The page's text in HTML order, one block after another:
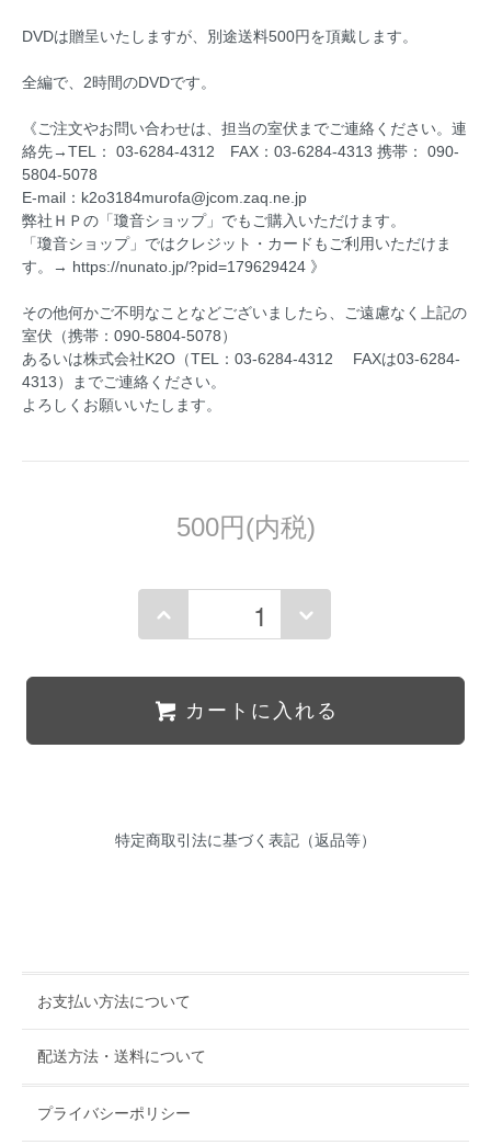
DVDは贈呈いたしますが、別途送料500円を頂戴します。
全編で、2時間のDVDです。
《ご注文やお問い合わせは、担当の室伏までご連絡ください。連
絡先→TEL： 03-6284-4312 FAX：03-6284-4313 携帯： 090-
5804-5078
E-mail：k2o3184murofa@jcom.zaq.ne.jp
弊社ＨＰの「瓊音ショップ」でもご購入いただけます。
「瓊音ショップ」ではクレジット・カードもご利用いただけま
す。→ https://nunato.jp/?pid=179629424 》
その他何かご不明なことなどございましたら、ご遠慮なく上記の
室伏（携帯：090-5804-5078）
あるいは株式会社K2O（TEL：03-6284-4312 FAXは03-6284-
4313）までご連絡ください。
よろしくお願いいたします。
500円(内税)
カートに入れる
特定商取引法に基づく表記（返品等）
お支払い方法について
配送方法・送料について
プライバシーポリシー